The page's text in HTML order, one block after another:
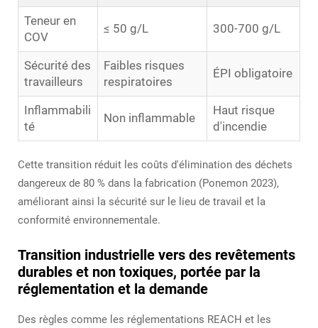
Teneur en
COV
≤ 50 g/L 300-700 g/L
Sécurité des
travailleurs
Faibles risques
respiratoires
ÉPI obligatoire
Inflammabili
té
Non inflammable
Haut risque
d'incendie
Cette transition réduit les coûts d'élimination des déchets
dangereux de 80 % dans la fabrication (Ponemon 2023),
améliorant ainsi la sécurité sur le lieu de travail et la
conformité environnementale.
Transition industrielle vers des revêtements
durables et non toxiques, portée par la
réglementation et la demande
Des règles comme les réglementations REACH et les